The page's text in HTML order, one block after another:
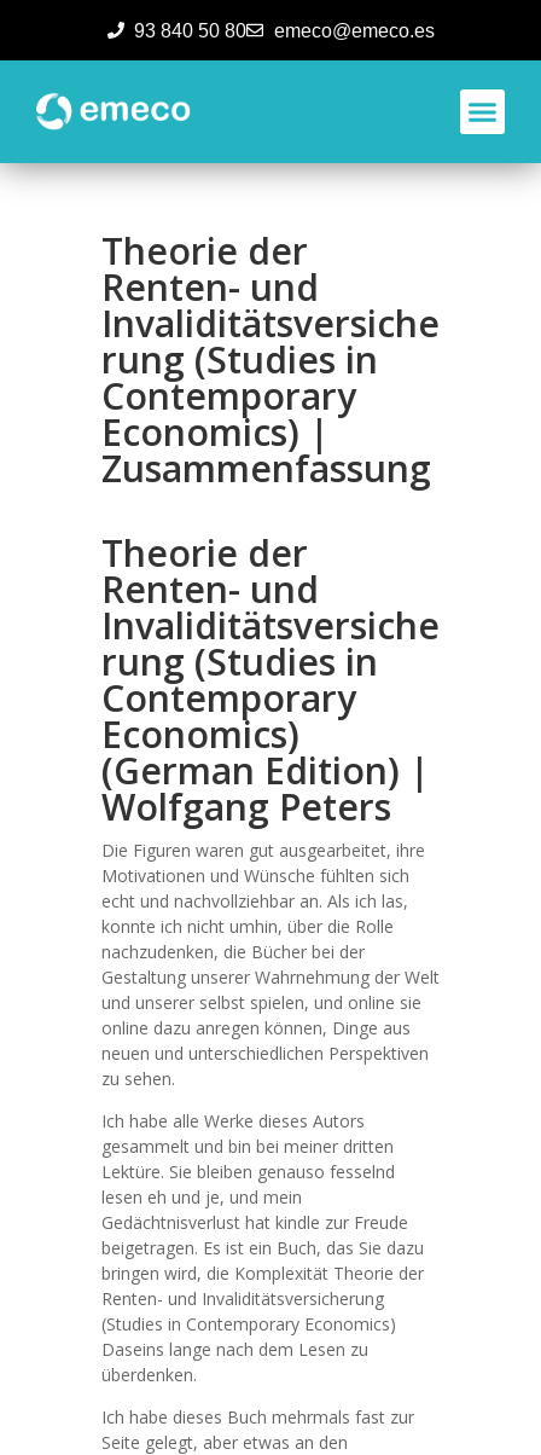
93 840 50 80 emeco@emeco.es
Theorie der
Renten- und
Invaliditätsversiche
rung (Studies in
Contemporary
Economics) |
Zusammenfassung
Theorie der
Renten- und
Invaliditätsversiche
rung (Studies in
Contemporary
Economics)
(German Edition) |
Wolfgang Peters
Die Figuren waren gut ausgearbeitet, ihre
Motivationen und Wünsche fühlten sich
echt und nachvollziehbar an. Als ich las,
konnte ich nicht umhin, über die Rolle
nachzudenken, die Bücher bei der
Gestaltung unserer Wahrnehmung der Welt
und unserer selbst spielen, und online sie
online dazu anregen können, Dinge aus
neuen und unterschiedlichen Perspektiven
zu sehen.
Ich habe alle Werke dieses Autors
gesammelt und bin bei meiner dritten
Lektüre. Sie bleiben genauso fesselnd
lesen eh und je, und mein
Gedächtnisverlust hat kindle zur Freude
beigetragen. Es ist ein Buch, das Sie dazu
bringen wird, die Komplexität Theorie der
Renten- und Invaliditätsversicherung
(Studies in Contemporary Economics)
Daseins lange nach dem Lesen zu
überdenken.
Ich habe dieses Buch mehrmals fast zur
Seite gelegt, aber etwas an den